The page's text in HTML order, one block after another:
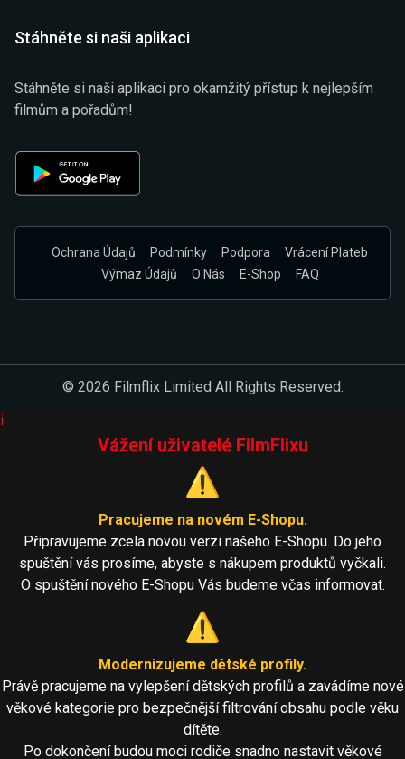
Stáhněte si naši aplikaci
Stáhněte si naši aplikaci pro okamžitý přístup k nejlepším
filmům a pořadům!
Ochrana Údajů Podmínky Podpora
Vrácení Plateb
Výmaz Údajů
O Nás E-Shop FAQ
© 2026 Filmflix Limited All Rights Reserved.
i
Vážení uživatelé FilmFlixu
⚠️
Pracujeme na novém E-Shopu.
Připravujeme zcela novou verzi našeho E-Shopu. Do jeho
spuštění vás prosíme, abyste s nákupem produktů vyčkali.
O spuštění nového E-Shopu Vás budeme včas informovat.
⚠️
Modernizujeme dětské profily.
Právě pracujeme na vylepšení dětských profilů a zavádíme nové
věkové kategorie pro bezpečnější filtrování obsahu podle věku
dítěte.
Po dokončení budou moci rodiče snadno nastavit věkové